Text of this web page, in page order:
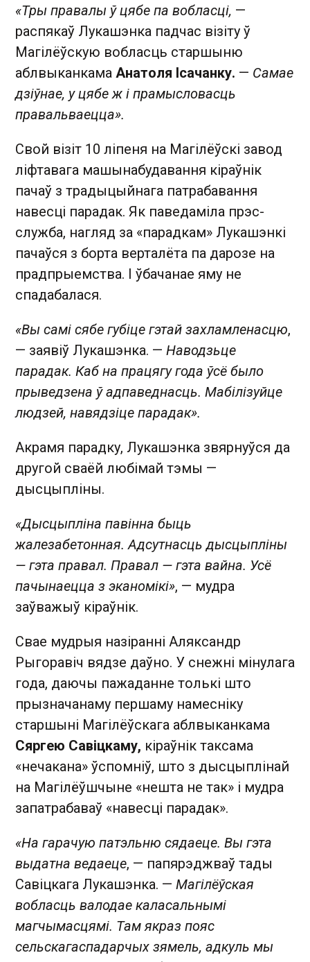
«Тры правалы ў цябе па вобласці, —
распякаў Лукашэнка падчас візіту ў
Магілёўскую вобласць старшыню
аблвыканкама Анатоля Ісачанку. — Самае
дзіўнае, у цябе ж і прамысловасць
правальваецца».
Свой візіт 10 ліпеня на Магілёўскі завод
ліфтавага машынабудавання кіраўнік
пачаў з традыцыйнага патрабавання
навесці парадак. Як паведаміла прэс-
служба, нагляд за «парадкам» Лукашэнкі
пачаўся з борта верталёта па дарозе на
прадпрыемства. І ўбачанае яму не
спадабалася.
«Вы самі сябе губіце гэтай захламленасцю,
— заявіў Лукашэнка. — Наводзьце
парадак. Каб на працягу года ўсё было
прыведзена ў адпаведнасць. Мабілізуйце
людзей, навядзіце парадак».
Акрамя парадку, Лукашэнка звярнуўся да
другой сваёй любімай тэмы —
дысцыпліны.
«Дысцыпліна павінна быць
жалезабетонная. Адсутнасць дысцыпліны
— гэта правал. Правал — гэта вайна. Усё
пачынаецца з эканомікі», — мудра
заўважыў кіраўнік.
Свае мудрыя назіранні Аляксандр
Рыгоравіч вядзе даўно. У снежні мінулага
года, даючы пажаданне толькі што
прызначанаму першаму намесніку
старшыні Магілёўскага аблвыканкама
Сяргею Савіцкаму, кіраўнік таксама
«нечакана» ўспомніў, што з дысцыплінай
на Магілёўшчыне «нешта не так» і мудра
запатрабаваў «навесці парадак».
«На гарачую патэльню сядаеце. Вы гэта
выдатна ведаеце, — папярэджваў тады
Савіцкага Лукашэнка. — Магілёўская
вобласць валодае каласальнымі
магчымасцямі. Там якраз пояс
сельскагаспадарчых зямель, адкуль мы